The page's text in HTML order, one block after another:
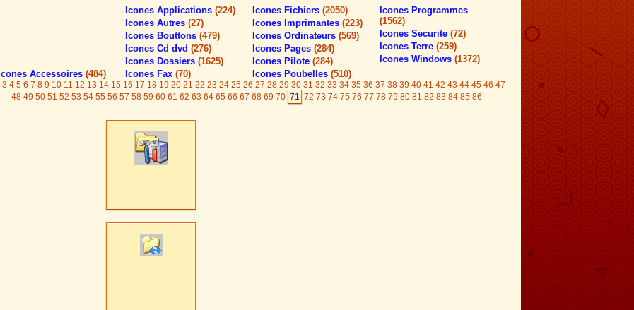
Icones Accessoires (484)
Icones Applications (224)
Icones Autres (27)
Icones Bouttons (479)
Icones Cd dvd (276)
Icones Dossiers (1625)
Icones Fax (70)
Icones Fichiers (2050)
Icones Imprimantes (223)
Icones Ordinateurs (569)
Icones Pages (284)
Icones Pilote (284)
Icones Poubelles (510)
Icones Programmes
(1562)
Icones Securite (72)
Icones Terre (259)
Icones Windows (1372)
3 4 5 6 7 8 9 10 11 12 13 14 15 16 17 18 19 20 21 22 23 24 25 26 27 28 29 30 31 32 33 34 35 36 37 38 39 40 41 42 43 44 45 46 47
48 49 50 51 52 53 54 55 56 57 58 59 60 61 62 63 64 65 66 67 68 69 70 71 72 73 74 75 76 77 78 79 80 81 82 83 84 85 86